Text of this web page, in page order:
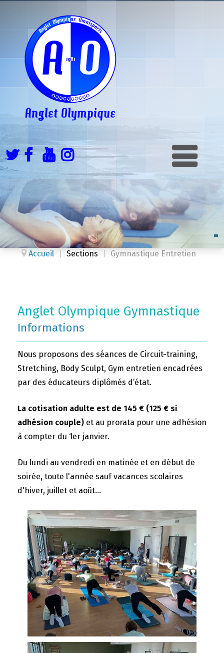
Accueil Sections Gymnastique Entretien
Anglet Olympique Gymnastique
Informations
Nous proposons des séances de Circuit-training,
Stretching, Body Sculpt, Gym entretien encadrées
par des éducateurs diplômés d’état.
La cotisation adulte est de 145 € (125 € si
adhésion couple) et au prorata pour une adhésion
à compter du 1er janvier.
Du lundi au vendredi en matinée et en début de
soirée, toute l'année sauf vacances scolaires
d'hiver, juillet et août...